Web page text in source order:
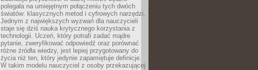
polegała na umiejętnym połączeniu tych dwóch
światów: klasycznych metod i cyfrowych narzędzi.
Jednym z największych wyzwań dla nauczycieli
staje się dziś nauka krytycznego korzystania z
technologii. Uczeń, który potrafi zadać mądre
pytanie, zweryfikować odpowiedź oraz porównać
różne źródła wiedzy, jest lepiej przygotowany do
życia niż ten, który jedynie zapamiętuje definicje.
W takim modelu nauczyciel z osoby przekazującej